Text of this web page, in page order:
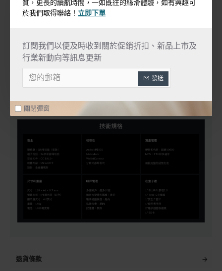
質，更長的續航時間，一如既往的絲滑體驗，如有興趣可
於我們取得聯絡！ 立即下單
訂閱我們以便及時收到關於促銷折扣、新品上市及
行業新動向等訊息更新
發送
關閉彈窗
退貨條款